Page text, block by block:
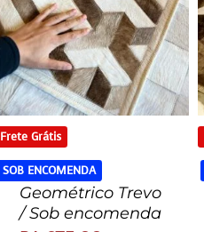
Frete Grátis
SOB ENCOMENDA
Geométrico Trevo
/ Sob encomenda